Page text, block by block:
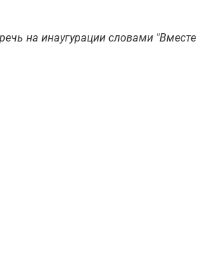
на инаугурации словами "Вместе